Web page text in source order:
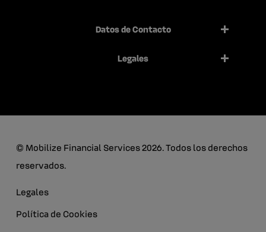
Datos de Contacto
Legales
© Mobilize Financial Services 2026. Todos los derechos
reservados.
Legales
Política de Cookies